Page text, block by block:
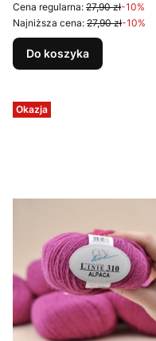
Cena regularna: 27,90 zł-10%
Najniższa cena: 27,90 zł-10%
Do koszyka
Okazja